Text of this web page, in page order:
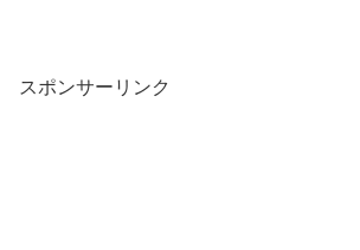
スポンサーリンク